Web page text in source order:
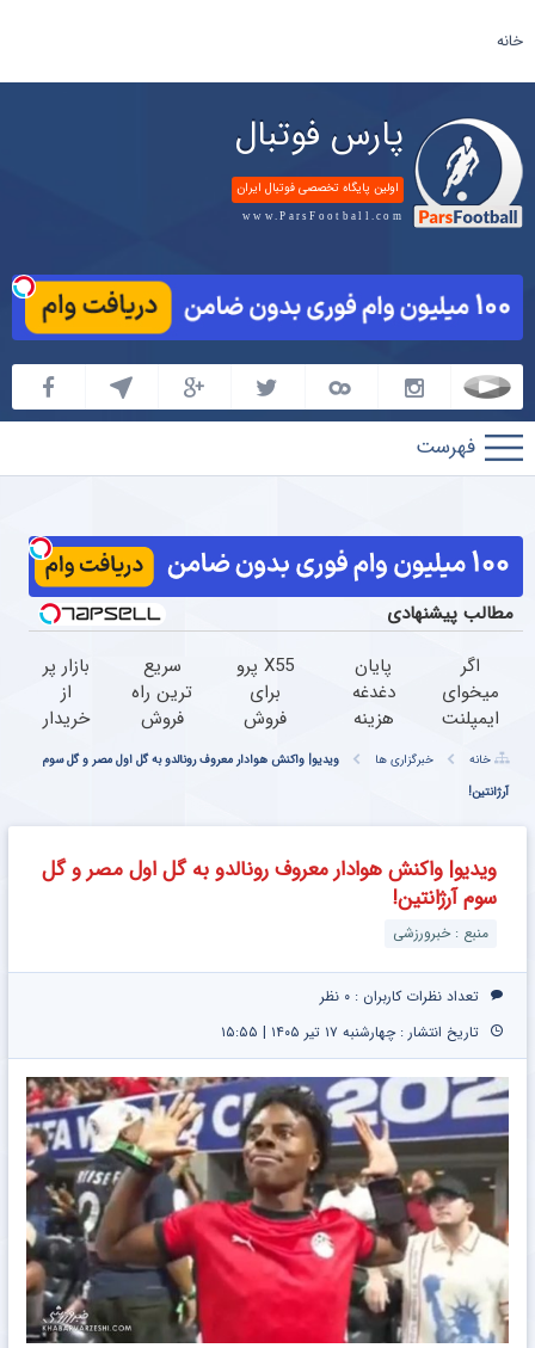
خانه
پارس فوتبال
اولین پایگاه تخصصی فوتبال ایران
www.ParsFootball.com
پارس
فوتبال
مطالب پیشنهادی
اگر
میخوای
ایمپلنت
الان
وقتشه |
فقط با
میلیون
تومان!!!
پایان
دغدغه
هزینه
دندان
با پک
کننده
خانگی
X55 پرو
برای
فروش
اینجا
سریع
سریع
ترین راه
فروش
خودرو
اینجاست
بازار پر
از
خریدار
دانگ
فنگ
cross!!
ماشینتو
به
خانه خبرگزاری ها
ویدیو| واکنش هوادار معروف رونالدو به گل اول مصر و گل سوم
آرژانتین!
ویدیو| واکنش هوادار معروف رونالدو به گل اول مصر و گل
سوم آرژانتین!
منبع : خبرورزشی
تعداد نظرات کاربران : ۰ نظر
تاریخ انتشار : چهارشنبه ۱۷ تیر ۱۴۰۵ | ۱۵:۵۵